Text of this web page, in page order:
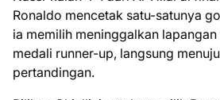
Ronaldo mencetak satu-satunya
ia memilih meninggalkan
medali runner-up, langsung
pertandingan.